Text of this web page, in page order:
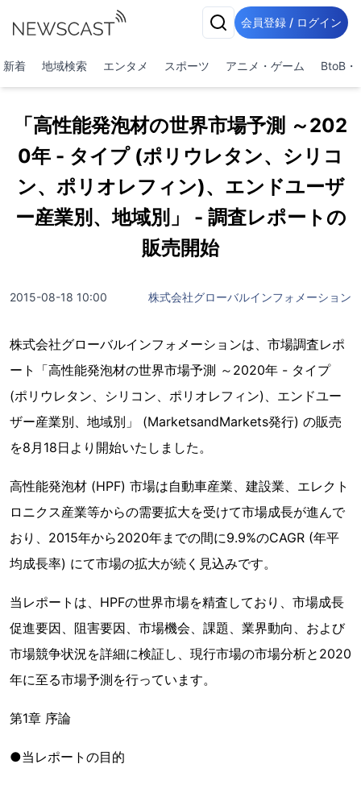
会員登録 / ログイン
新着 地域検索 エンタメ スポーツ アニメ・ゲーム BtoB・
「高性能発泡材の世界市場予測 ～202
0年 - タイプ (ポリウレタン、シリコ
ン、ポリオレフィン)、エンドユーザ
ー産業別、地域別」 - 調査レポートの
販売開始
2015-08-18 10:00 株式会社グローバルインフォメーション
株式会社グローバルインフォメーションは、市場調査レポ
ート「高性能発泡材の世界市場予測 ～2020年 - タイプ
(ポリウレタン、シリコン、ポリオレフィン)、エンドユー
ザー産業別、地域別」 (MarketsandMarkets発行) の販売
を8月18日より開始いたしました。
高性能発泡材 (HPF) 市場は自動車産業、建設業、エレクト
ロニクス産業等からの需要拡大を受けて市場成長が進んで
おり、2015年から2020年までの間に9.9%のCAGR (年平
均成長率) にて市場の拡大が続く見込みです。
当レポートは、HPFの世界市場を精査しており、市場成長
促進要因、阻害要因、市場機会、課題、業界動向、および
市場競争状況を詳細に検証し、現行市場の市場分析と2020
年に至る市場予測を行っています。
第1章 序論
●当レポートの目的